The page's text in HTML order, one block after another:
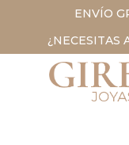
ENVÍO
¿NECESITAS